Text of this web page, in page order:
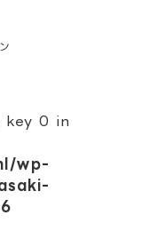
key 0 in
wp-